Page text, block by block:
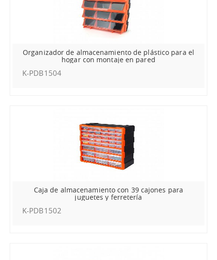
Organizador de almacenamiento de plástico para el
hogar con montaje en pared
K-PDB1504
Caja de almacenamiento con 39 cajones para
juguetes y ferretería
K-PDB1502